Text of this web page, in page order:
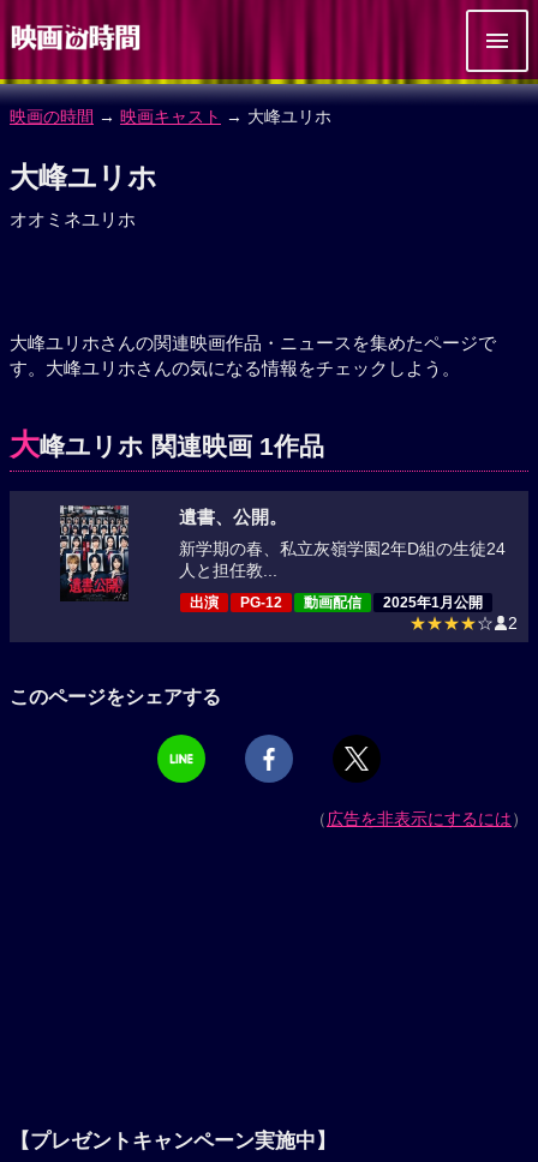
映画の時間 → 映画キャスト → 大峰ユリホ
大峰ユリホ
オオミネユリホ
大峰ユリホさんの関連映画作品・ニュースを集めたページで
す。大峰ユリホさんの気になる情報をチェックしよう。
大峰ユリホ 関連映画 1作品
遺書、公開。
新学期の春、私立灰嶺学園2年D組の生徒24
人と担任教...
出演 PG-12 動画配信 2025年1月公開
★★★★☆ 2
このページをシェアする
（広告を非表示にするには）
【プレゼントキャンペーン実施中】